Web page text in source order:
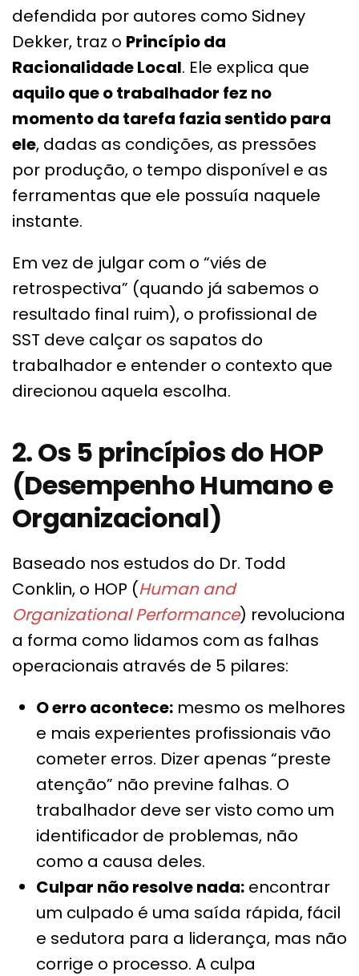
defendida por autores como Sidney
Dekker, traz o Princípio da
Racionalidade Local. Ele explica que
aquilo que o trabalhador fez no
momento da tarefa fazia sentido para
ele, dadas as condições, as pressões
por produção, o tempo disponível e as
ferramentas que ele possuía naquele
instante.
Em vez de julgar com o “viés de
retrospectiva” (quando já sabemos o
resultado final ruim), o profissional de
SST deve calçar os sapatos do
trabalhador e entender o contexto que
direcionou aquela escolha.
2. Os 5 princípios do HOP
(Desempenho Humano e
Organizacional)
Baseado nos estudos do Dr. Todd
Conklin, o HOP (Human and
Organizational Performance) revoluciona
a forma como lidamos com as falhas
operacionais através de 5 pilares:
O erro acontece: mesmo os melhores
e mais experientes profissionais vão
cometer erros. Dizer apenas “preste
atenção” não previne falhas. O
trabalhador deve ser visto como um
identificador de problemas, não
como a causa deles.
Culpar não resolve nada: encontrar
um culpado é uma saída rápida, fácil
e sedutora para a liderança, mas não
corrige o processo. A culpa